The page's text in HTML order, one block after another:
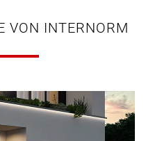
VON INTERNORM